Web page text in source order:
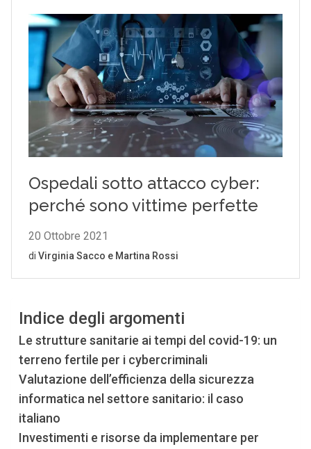
Indice degli argomenti
Le strutture sanitarie ai tempi del covid-19: un
terreno fertile per i cybercriminali
Valutazione dell’efficienza della sicurezza
informatica nel settore sanitario: il caso
italiano
Investimenti e risorse da implementare per